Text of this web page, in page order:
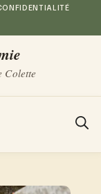
Colette